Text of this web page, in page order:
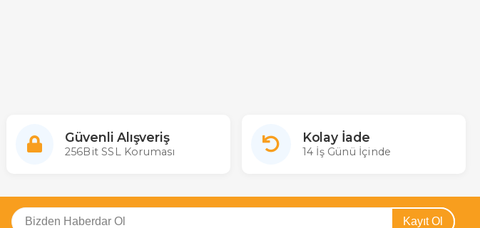
Güvenli Alışveriş
256Bit SSL Koruması
Kolay İade
14 İş Günü İçinde
Kayıt Ol